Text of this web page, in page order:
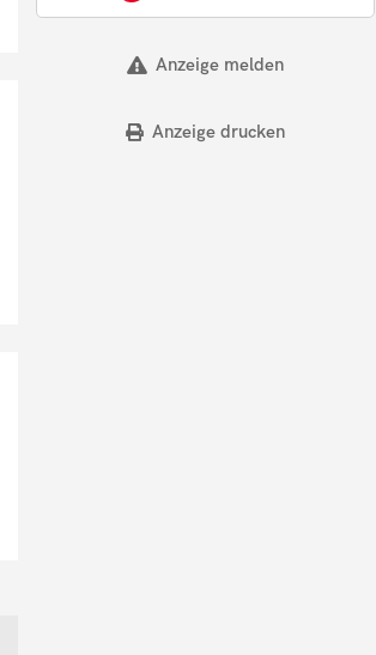
Anzeige melden
Anzeige drucken